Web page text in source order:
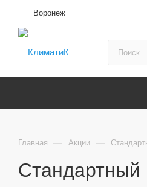
Воронеж
Главная — Акции —
Стандартный